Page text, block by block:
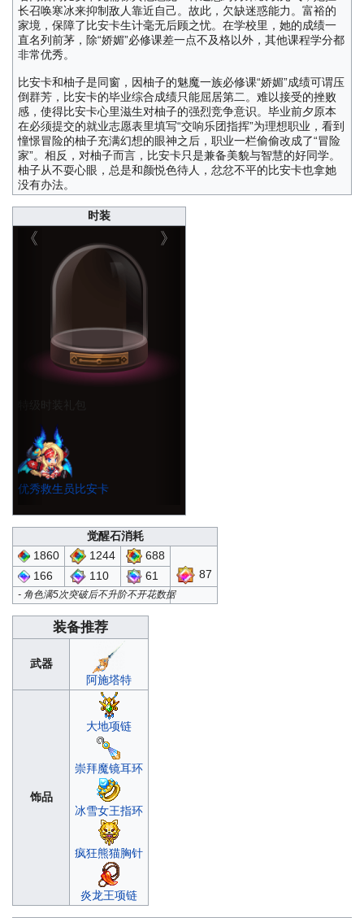
长召唤寒冰来抑制敌人靠近自己。故此，欠缺迷惑能力。富裕的
家境，保障了比安卡生计毫无后顾之忧。在学校里，她的成绩一
直名列前茅，除“娇媚”必修课差一点不及格以外，其他课程学分都
非常优秀。
比安卡和柚子是同窗，因柚子的魅魔一族必修课“娇媚”成绩可谓压
倒群芳，比安卡的毕业综合成绩只能屈居第二。难以接受的挫败
感，使得比安卡心里滋生对柚子的强烈竞争意识。毕业前夕原本
在必须提交的就业志愿表里填写“交响乐团指挥”为理想职业，看到
憧憬冒险的柚子充满幻想的眼神之后，职业一栏偷偷改成了“冒险
家”。相反，对柚子而言，比安卡只是兼备美貌与智慧的好同学。
柚子从不耍心眼，总是和颜悦色待人，忿忿不平的比安卡也拿她
没有办法。
时装
优秀救生员比安卡
《 》
觉醒石消耗
1860
1244
688
87
166 110 61
- 角色满5次突破后不升阶不开花数据
装备推荐
武器
阿施塔特
饰品
大地项链
崇拜魔镜耳环
冰雪女王指环
疯狂熊猫胸针
炎龙王项链